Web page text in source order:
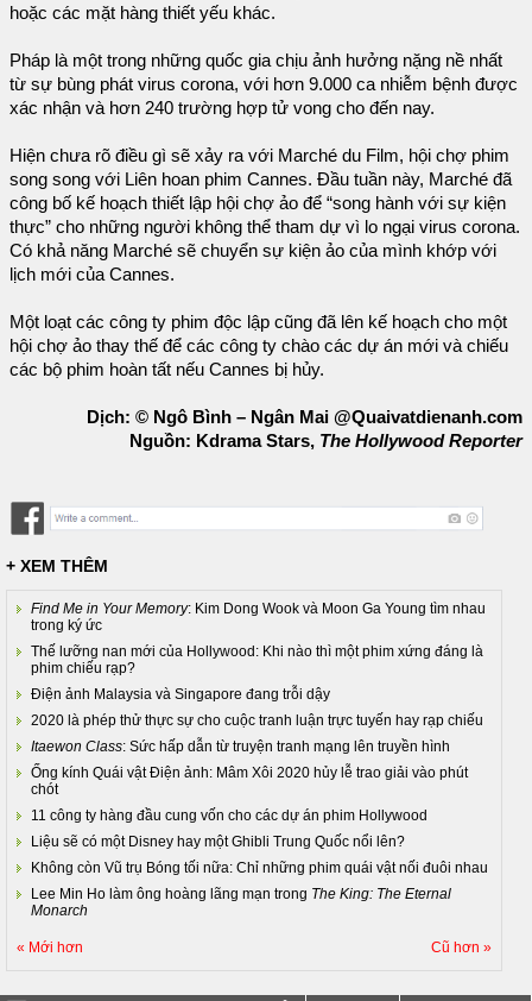
hoặc các mặt hàng thiết yếu khác.
Pháp là một trong những quốc gia chịu ảnh hưởng nặng nề nhất
từ sự bùng phát virus corona, với hơn 9.000 ca nhiễm bệnh được
xác nhận và hơn 240 trường hợp tử vong cho đến nay.
Hiện chưa rõ điều gì sẽ xảy ra với Marché du Film, hội chợ phim
song song với Liên hoan phim Cannes. Đầu tuần này, Marché đã
công bố kế hoạch thiết lập hội chợ ảo để “song hành với sự kiện
thực” cho những người không thể tham dự vì lo ngại virus corona.
Có khả năng Marché sẽ chuyển sự kiện ảo của mình khớp với
lịch mới của Cannes.
Một loạt các công ty phim độc lập cũng đã lên kế hoạch cho một
hội chợ ảo thay thế để các công ty chào các dự án mới và chiếu
các bộ phim hoàn tất nếu Cannes bị hủy.
Dịch: © Ngô Bình – Ngân Mai @Quaivatdienanh.com
Nguồn: Kdrama Stars, The Hollywood Reporter
+ XEM THÊM
Find Me in Your Memory: Kim Dong Wook và Moon Ga Young tìm nhau
trong ký ức
Thế lưỡng nan mới của Hollywood: Khi nào thì một phim xứng đáng là
phim chiếu rạp?
Điện ảnh Malaysia và Singapore đang trỗi dậy
2020 là phép thử thực sự cho cuộc tranh luận trực tuyến hay rạp chiếu
Itaewon Class: Sức hấp dẫn từ truyện tranh mạng lên truyền hình
Ống kính Quái vật Điện ảnh: Mâm Xôi 2020 hủy lễ trao giải vào phút
chót
11 công ty hàng đầu cung vốn cho các dự án phim Hollywood
Liệu sẽ có một Disney hay một Ghibli Trung Quốc nổi lên?
Không còn Vũ trụ Bóng tối nữa: Chỉ những phim quái vật nối đuôi nhau
Lee Min Ho làm ông hoàng lãng mạn trong The King: The Eternal
Monarch
« Mới hơn Cũ hơn »